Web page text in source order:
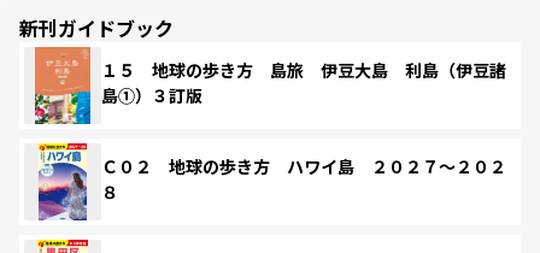
新刊ガイドブック
１５ 地球の歩き方 島旅 伊豆大島 利島（伊豆諸
島①）３訂版
Ｃ０２ 地球の歩き方 ハワイ島 ２０２７～２０２
８